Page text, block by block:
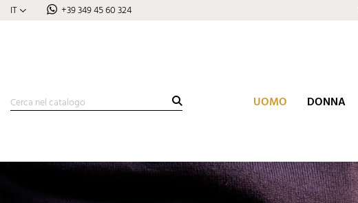
IT +39 349 45 60 324
UOMO DONNA